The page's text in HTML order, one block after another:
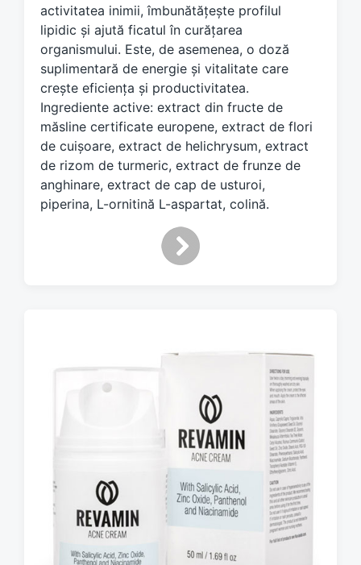
activitatea inimii, îmbunătățește profilul
lipidic și ajută ficatul în curățarea
organismului. Este, de asemenea, o doză
suplimentară de energie și vitalitate care
crește eficiența și productivitatea.
Ingrediente active: extract din fructe de
măsline certificate europene, extract de flori
de cuișoare, extract de helichrysum, extract
de rizom de turmeric, extract de frunze de
anghinare, extract de cap de usturoi,
piperina, L-ornitină L-aspartat, colină.